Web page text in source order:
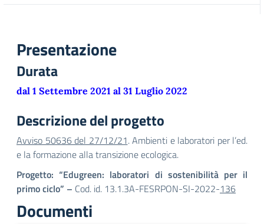
Presentazione
Durata
dal 1 Settembre 2021 al 31 Luglio 2022
Descrizione del progetto
Avviso 50636 del 27/12/21. Ambienti e laboratori per l’ed.
e la formazione alla transizione ecologica.
Progetto: “Edugreen: laboratori di sostenibilità per il
primo ciclo” – Cod. id. 13.1.3A-FESRPON-SI-2022-136
Documenti